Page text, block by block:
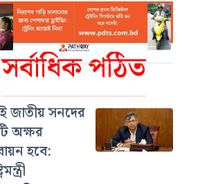
সর্বাধিক পঠিত
জাতীয় সনদের
অক্ষর
হবে: